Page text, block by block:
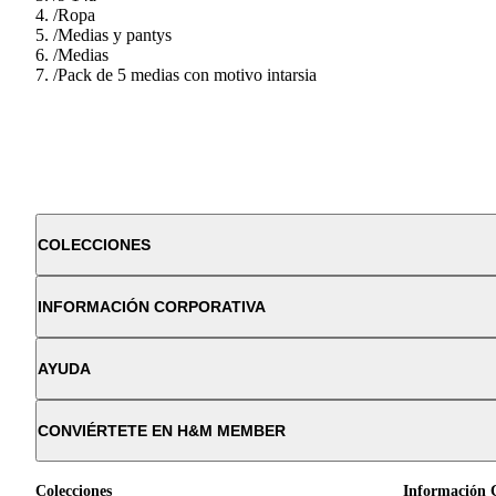
/Ropa
/Medias y pantys
/Medias
/Pack de 5 medias con motivo intarsia
COLECCIONES
INFORMACIÓN CORPORATIVA
AYUDA
CONVIÉRTETE EN H&M MEMBER
Colecciones Información